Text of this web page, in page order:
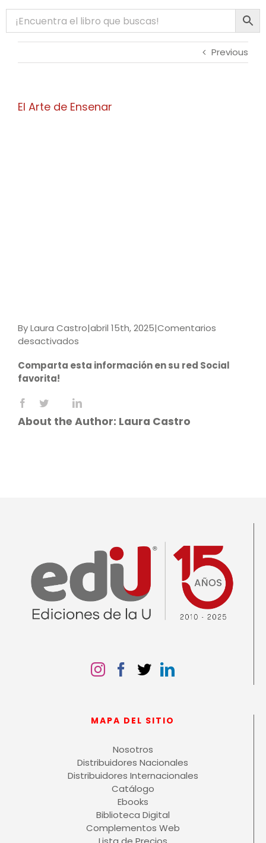
Previous
El Arte de Ensenar
ByLaura Castro|abril 15th, 2025|Comentarios
desactivados
Arte
Comparta esta información en su red Social
favorita!
Facebook
X RedditLinkedIn
About the Author: Laura Castro
MAPA DEL SITIO
Nosotros
Distribuidores Nacionales
Distribuidores Internacionales
Catálogo
Ebooks
Biblioteca Digital
Complementos Web